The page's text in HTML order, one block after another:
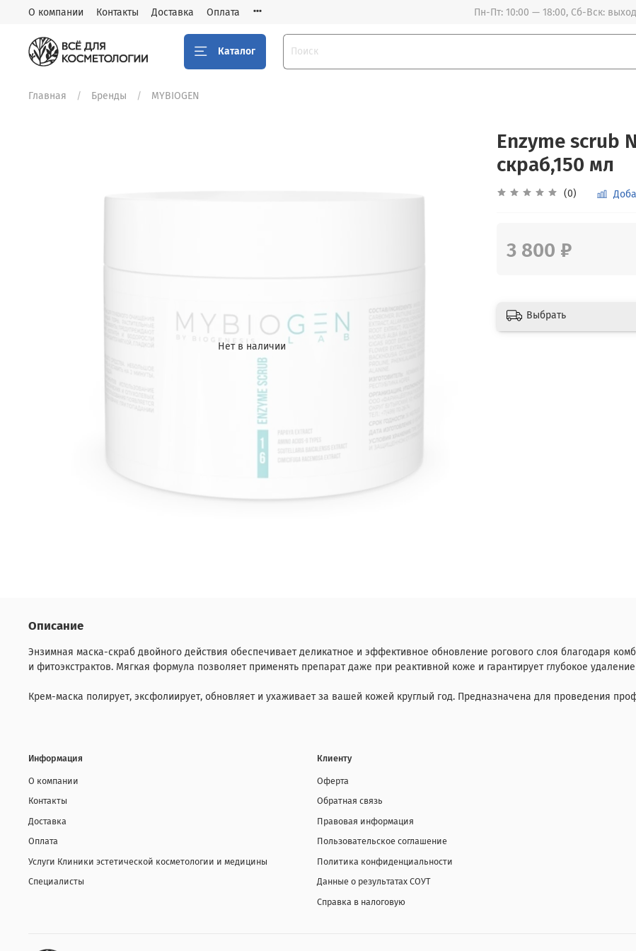
О компании Контакты Доставка Оплата Пн-Пт: 10:00 — 18:00, Сб-Вск:
Каталог
Главная Бренды MYBIOGEN
Нет в наличии
Enzyme scrub
скраб,150 мл
(0)
3 800 ₽
Выбрать
Описание
Энзимная маска-скраб двойного действия обеспечивает деликатное и эффективное обновление рогового слоя благодаря
и фитоэкстрактов. Мягкая формула позволяет применять препарат даже при реактивной коже и гарантирует глубокое
Крем-маска полирует, эксфолиирует, обновляет и ухаживает за вашей кожей круглый год. Предназначена для проведения
Информация
О компании
Контакты
Доставка
Оплата
Услуги Клиники эстетической косметологии и медицины
Специалисты
Клиенту
Оферта
Обратная связь
Правовая информация
Пользовательское соглашение
Политика конфиденциальности
Данные о результатах СОУТ
Справка в налоговую